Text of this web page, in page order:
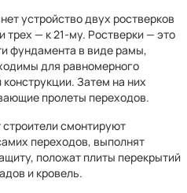
устройство двух ростверков
трех — к 21-му. Ростверки — это
фундамента в виде рамы,
для равномерного
Затем на них
пролеты переходов.
смонтируют
переходов, выполнят
положат плиты перекрытий
и кровель.